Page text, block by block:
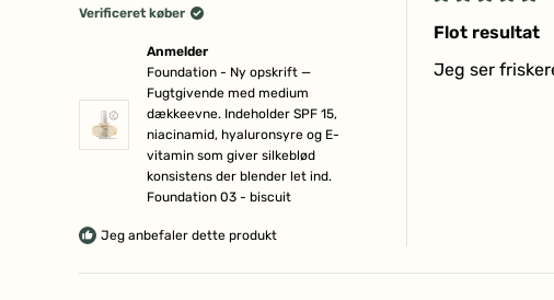
Verificeret køber
Anmelder
Foundation - Ny opskrift —
Fugtgivende med medium
dækkeevne. Indeholder SPF 15,
niacinamid, hyaluronsyre og E-
vitamin som giver silkeblød
konsistens der blender let ind.
Foundation 03 - biscuit
Jeg anbefaler dette produkt
5
af
5
Flot resultat
Jeg ser